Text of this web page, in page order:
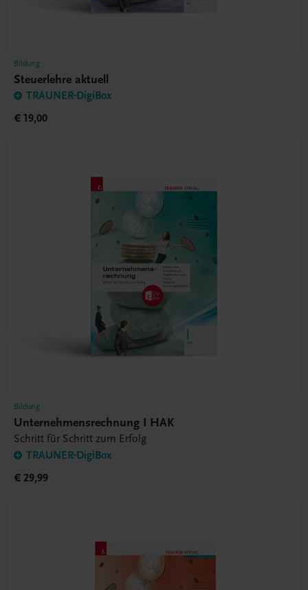
Bildung
Steuerlehre aktuell
TRAUNER-DigiBox
€ 19,00
Bildung
Unternehmensrechnung I HAK
Schritt für Schritt zum Erfolg
TRAUNER-DigiBox
€ 29,99